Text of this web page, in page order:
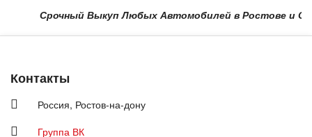
Срочный Выкуп Любых Автомобилей в Ростове и
Контакты
Россия, Ростов-на-дону
Группа ВК